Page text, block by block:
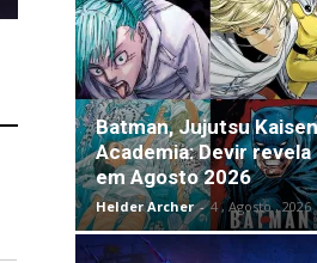
Batman, Jujutsu
Academia: Devir
em Agosto 2026
Helder Archer - 4 , Agosto , 2026